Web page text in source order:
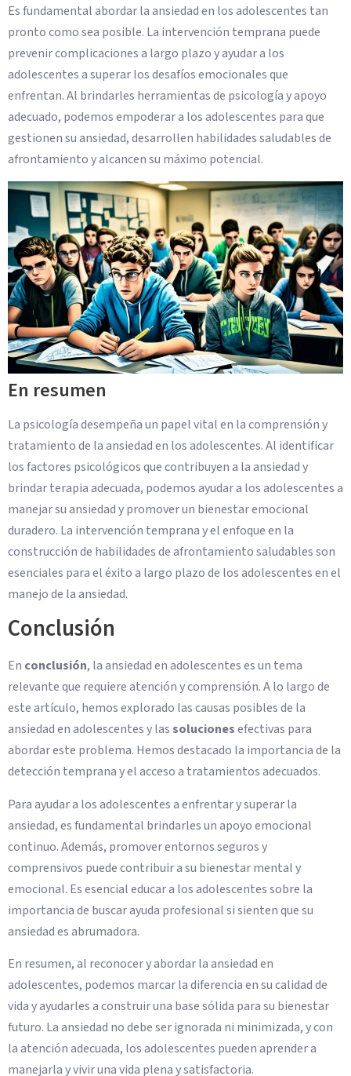
Es fundamental abordar la ansiedad en los adolescentes tan
pronto como sea posible. La intervención temprana puede
prevenir complicaciones a largo plazo y ayudar a los
adolescentes a superar los desafíos emocionales que
enfrentan. Al brindarles herramientas de psicología y apoyo
adecuado, podemos empoderar a los adolescentes para que
gestionen su ansiedad, desarrollen habilidades saludables de
afrontamiento y alcancen su máximo potencial.
En resumen
La psicología desempeña un papel vital en la comprensión y
tratamiento de la ansiedad en los adolescentes. Al identificar
los factores psicológicos que contribuyen a la ansiedad y
brindar terapia adecuada, podemos ayudar a los adolescentes a
manejar su ansiedad y promover un bienestar emocional
duradero. La intervención temprana y el enfoque en la
construcción de habilidades de afrontamiento saludables son
esenciales para el éxito a largo plazo de los adolescentes en el
manejo de la ansiedad.
Conclusión
En conclusión, la ansiedad en adolescentes es un tema
relevante que requiere atención y comprensión. A lo largo de
este artículo, hemos explorado las causas posibles de la
ansiedad en adolescentes y lassolucionesefectivas para
abordar este problema. Hemos destacado la importancia de la
detección temprana y el acceso a tratamientos adecuados.
Para ayudar a los adolescentes a enfrentar y superar la
ansiedad, es fundamental brindarles un apoyo emocional
continuo. Además, promover entornos seguros y
comprensivos puede contribuir a su bienestar mental y
emocional. Es esencial educar a los adolescentes sobre la
importancia de buscar ayuda profesional si sienten que su
ansiedad es abrumadora.
En resumen, al reconocer y abordar la ansiedad en
adolescentes, podemos marcar la diferencia en su calidad de
vida y ayudarles a construir una base sólida para su bienestar
futuro. La ansiedad no debe ser ignorada ni minimizada, y con
la atención adecuada, los adolescentes pueden aprender a
manejarla y vivir una vida plena y satisfactoria.